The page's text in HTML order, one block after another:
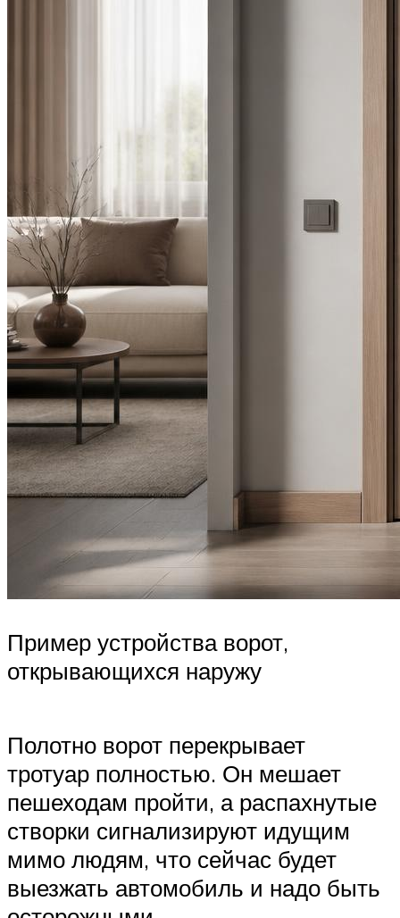
Пример устройства ворот,
открывающихся наружу
Полотно ворот перекрывает
тротуар полностью. Он мешает
пешеходам пройти, а распахнутые
створки сигнализируют идущим
мимо людям, что сейчас будет
выезжать автомобиль и надо быть